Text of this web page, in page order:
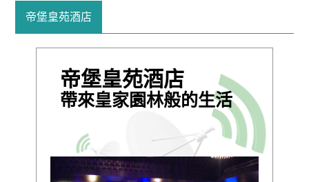
帝堡皇苑酒店
帝堡皇苑酒店
帶來皇家園林般的生活